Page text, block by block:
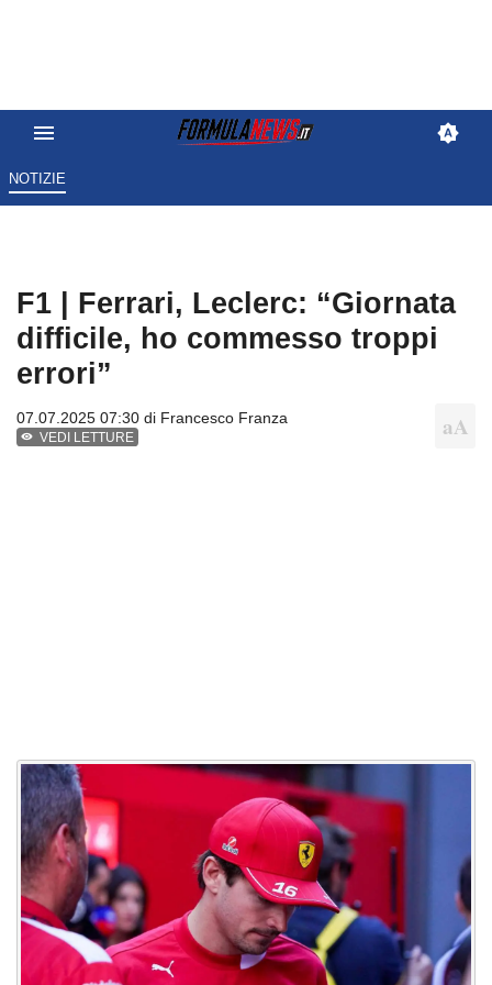
NOTIZIE
F1 | Ferrari, Leclerc: “Giornata
difficile, ho commesso troppi
errori”
07.07.2025 07:30 di Francesco Franza
VEDI LETTURE